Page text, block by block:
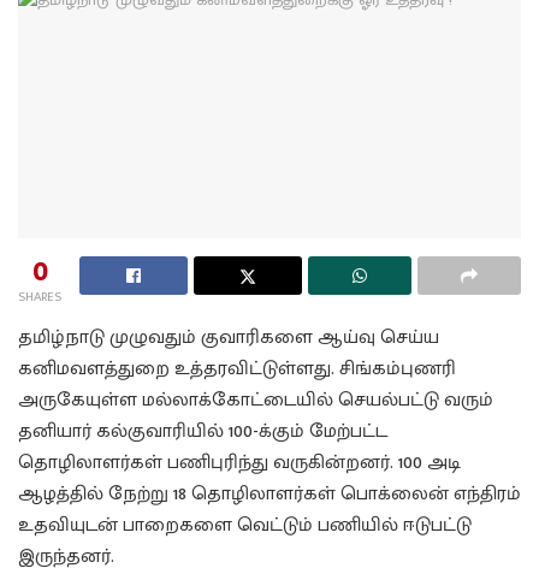
0
SHARES
தமிழ்நாடு முழுவதும் குவாரிகளை ஆய்வு செய்ய
கனிமவளத்துறை உத்தரவிட்டுள்ளது. சிங்கம்புணரி
அருகேயுள்ள மல்லாக்கோட்டையில் செயல்பட்டு வரும்
தனியார் கல்குவாரியில் 100-க்கும் மேற்பட்ட
தொழிலாளர்கள் பணிபுரிந்து வருகின்றனர். 100 அடி
ஆழத்தில் நேற்று 18 தொழிலாளர்கள் பொக்லைன் எந்திரம்
உதவியுடன் பாறைகளை வெட்டும் பணியில் ஈடுபட்டு
இருந்தனர்.